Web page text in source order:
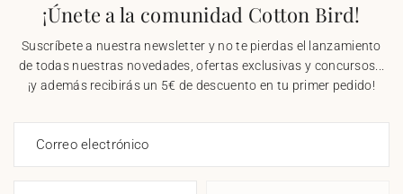
¡Únete a la comunidad Cotton Bird!
Suscríbete a nuestra newsletter y no te pierdas el lanzamiento
de todas nuestras novedades, ofertas exclusivas y concursos...
¡y además recibirás un 5€ de descuento en tu primer pedido!
Correo electrónico